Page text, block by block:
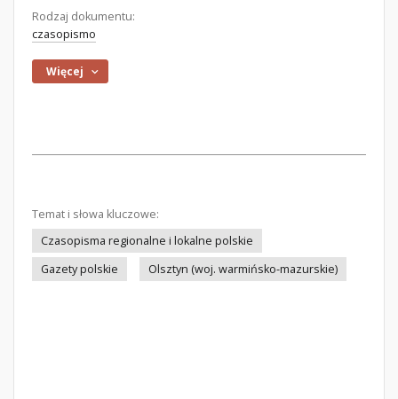
Rodzaj dokumentu:
czasopismo
Więcej
Temat i słowa kluczowe:
Czasopisma regionalne i lokalne polskie
Gazety polskie
Olsztyn (woj. warmińsko-mazurskie)